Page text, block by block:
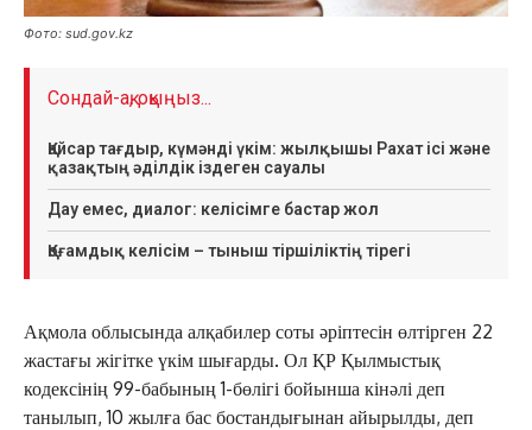
Фото: sud.gov.kz
Сондай-ақ, оқыңыз...
Қайсар тағдыр, күмәнді үкім: жылқышы Рахат ісі және
қазақтың әділдік іздеген сауалы
Дау емес, диалог: келісімге бастар жол
Қоғамдық келісім – тыныш тіршіліктің тірегі
Ақмола облысында алқабилер соты әріптесін өлтірген 22
жастағы жігітке үкім шығарды. Ол ҚР Қылмыстық
кодексінің 99-бабының 1-бөлігі бойынша кінәлі деп
танылып, 10 жылға бас бостандығынан айырылды, деп